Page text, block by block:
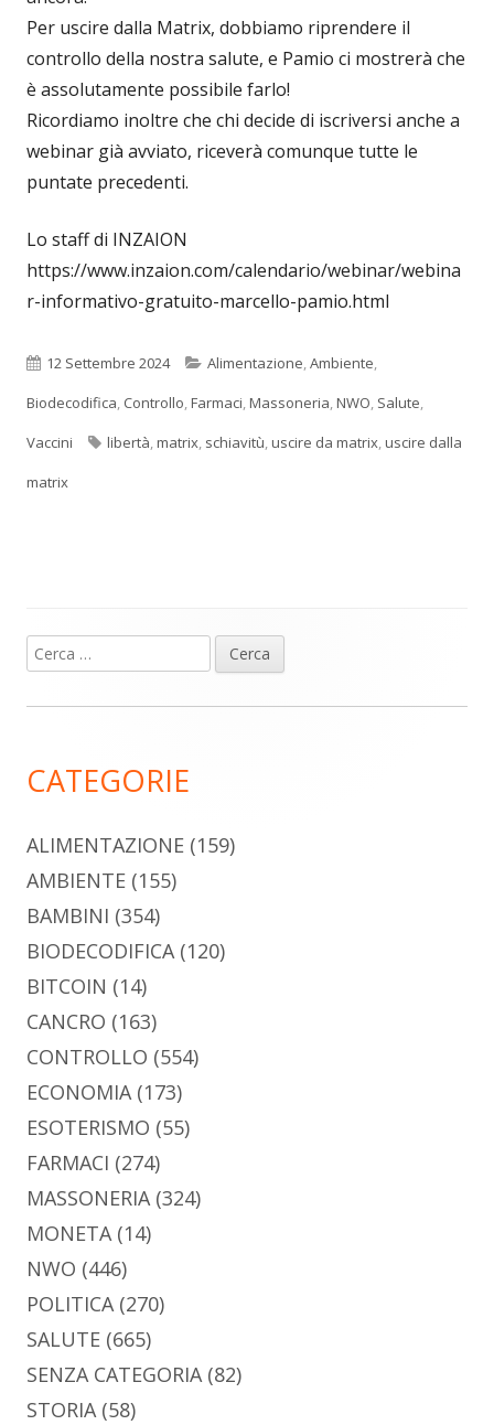
Per uscire dalla Matrix, dobbiamo riprendere il
controllo della nostra salute, e Pamio ci mostrerà che
è assolutamente possibile farlo!
Ricordiamo inoltre che chi decide di iscriversi anche a
webinar già avviato, riceverà comunque tutte le
puntate precedenti.
Lo staff di INZAION
https://www.inzaion.com/calendario/webinar/webina
r-informativo-gratuito-marcello-pamio.html
Pubblicato
12 Settembre 2024 Categorie
Alimentazione Ambiente
Biodecodifica Controllo Farmaci Massoneria NWO Salute
Vaccini
Tag
libertà matrix schiavitù uscire da matrix uscire dalla
matrix
Barra
laterale
Ricerca
per:
CATEGORIE
ALIMENTAZIONE (159)
AMBIENTE (155)
BAMBINI (354)
BIODECODIFICA(120)
BITCOIN (14)
CANCRO (163)
CONTROLLO (554)
ECONOMIA(173)
ESOTERISMO (55)
FARMACI (274)
MASSONERIA(324)
MONETA(14)
NWO (446)
POLITICA(270)
SALUTE (665)
SENZA CATEGORIA(82)
STORIA(58)